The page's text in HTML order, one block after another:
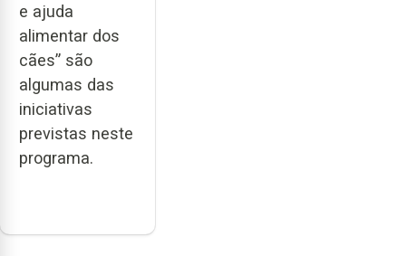
e ajuda
alimentar dos
cães” são
algumas das
iniciativas
previstas neste
programa.